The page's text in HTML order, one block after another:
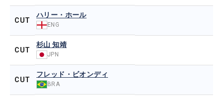
CUT
ハリー・ホール
ENG
CUT
杉山 知靖
JPN
CUT
フレッド・ビオンディ
BRA